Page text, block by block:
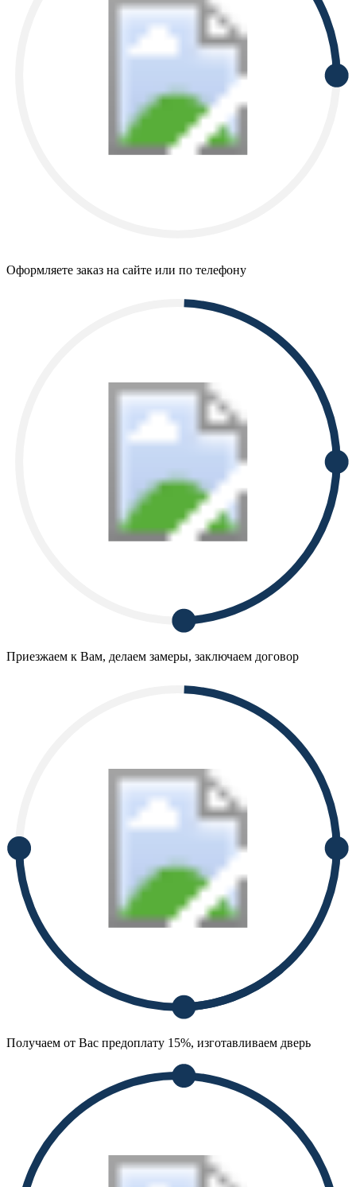
Оформляете заказ на сайте или по телефону
Приезжаем к Вам, делаем замеры, заключаем договор
Получаем от Вас предоплату 15%, изготавливаем дверь